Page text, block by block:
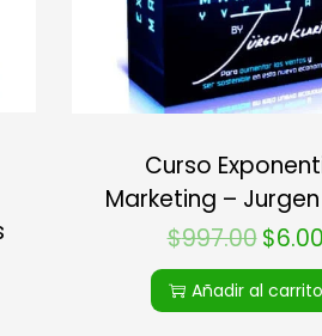
Curso
Marketing –
$997.00 $6.00
Añadir al carrito